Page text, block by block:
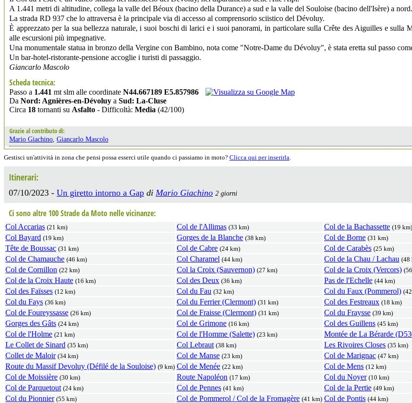
A 1.441 metri di altitudine, collega la valle del Béoux (bacino della Durance) a sud e la valle del Souloise (bacino dell'Isère) a nord.
La strada RD 937 che lo attraversa è la principale via di accesso al comprensorio sciistico del Dévoluy.
È apprezzato per la sua bellezza naturale, i suoi boschi di larici e i suoi panorami, in particolare sulla Crête des Aiguilles e sulla
alle escursioni più impegnative.
Una monumentale statua in bronzo della Vergine con Bambino, nota come "Notre-Dame du Dévoluy", è stata eretta sul passo
Un bar-hotel-ristorante-pensione accoglie i turisti di passaggio.
Giancarlo Mascolo
Scheda tecnica:
Passo a 1.441 mt slm alle coordinate N44.667189 E5.857986
Da Nord: Agnières-en-Dévoluy a Sud: La-Cluse
Circa 18 tornanti su Asfalto - Difficoltà: Media (42/100)
Grazie al contributo di:
Mario Giachino Giancarlo Mascolo
Gestisci un'attività in zona che pensi possa esserci utile quando ci passiamo in moto? Clicca qui per inserirla.
Itinerari:
07/10/2023 - Un giretto intorno a Gap di Mario Giachino 2 giorni
Ci sono altre 100 Strade da Moto nelle vicinanze:
Col Accarias (21 km) Col de l'Allimas (33 km) Col de la Bachassette (19 km)
Col Bayard (19 km) Gorges de la Blanche (38 km) Col de Borne (31 km)
Tête de Boussac (31 km) Col de Cabre (24 km) Col de Carabès (25 km)
Col de Chamauche (46 km) Col Charamel (44 km) Col de la Chau / Lachau (48
Col de Cornillon (22 km) Col la Croix (Sauvernon) (27 km) Col de la Croix (Vercors)
Col de la Croix Haute (16 km) Col des Deux (36 km) Pas de l'Echelle (44 km)
Col des Faïsses (12 km) Col du Fau (32 km) Col du Faux (Pommerol)
Col du Fays (36 km) Col du Ferrier (Clermont) (31 km) Col des Festreaux (18 km)
Col de Foureyssasse (26 km) Col de Fraisse (Clermont) (31 km) Col du Fraysse (39 km)
Gorges des Gâts (24 km) Col de Grimone (16 km) Col des Guillens (45 km)
Col de l'Holme (21 km) Col de l'Homme (Salette) (23 km) Montée de La Bérarde
Le Collet de Sinard (35 km) Col Lebraut (38 km) Les Rivoires Closes (35 km)
Collet de Maloir (34 km) Col de Manse (23 km) Col de Marignac (47 km)
Route du Massif Devoluy (Défilé de la Souloise) (9 km) Col de Menée (22 km) Col de Mens (12 km)
Col de Moissière (30 km) Route Napoléon (17 km) Col du Noyer (10 km)
Col de Parquetout (24 km) Col de Pennes (41 km) Col de la Pertie (49 km)
Col du Pionnier (55 km) Col de Pommerol / Col de la Fromagère (41 km) Col de Pontis (44 km)